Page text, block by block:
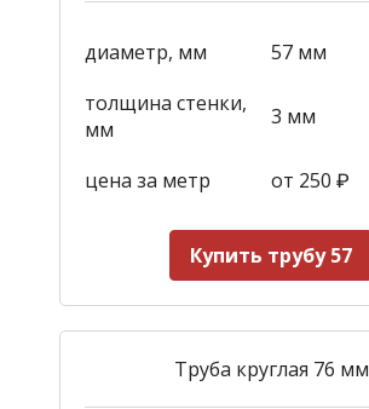
диаметр, мм
57 мм
толщина стенки,
мм
3 мм
цена за метр от 250 ₽
Купить трубу 57
Труба круглая 76 мм